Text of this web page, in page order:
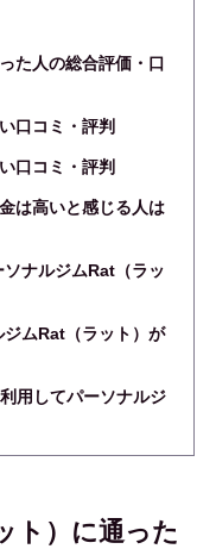
た人の総合評価・口
口コミ・評判
口コミ・評判
は高いと感じる人は
ナルジムRat（ラッ
ムRat（ラット）が
用してパーソナルジ
ト）に通った